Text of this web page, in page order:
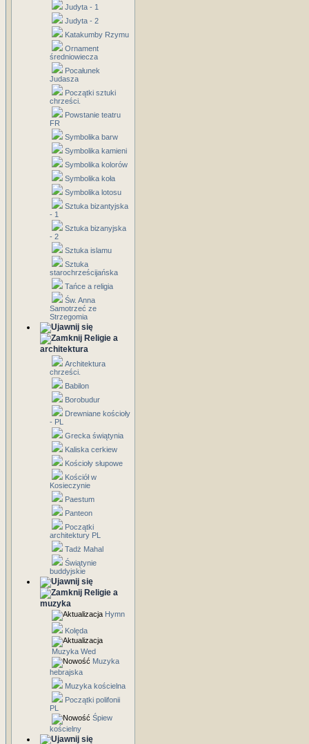
Judyta - 1
Judyta - 2
Katakumby Rzymu
Ornament
średniowiecza
Pocałunek
Judasza
Początki sztuki
chrześci.
Powstanie teatru
FR
Symbolika barw
Symbolika kamieni
Symbolika kolorów
Symbolika koła
Symbolika lotosu
Sztuka bizantyjska
- 1
Sztuka bizanyjska
- 2
Sztuka islamu
Sztuka
starochrześcijańska
Tańce a religia
Św. Anna
Samotrzeć ze
Strzegomia
Religie a
architektura
Architektura
chrześci.
Babilon
Borobudur
Drewniane kościoły
- PL
Grecka świątynia
Kaliska cerkiew
Kościoły słupowe
Kościół w
Kosieczynie
Paestum
Panteon
Początki
architektury PL
Tadż Mahal
Świątynie
buddyjskie
Religie a
muzyka
Hymn
Kolęda
Muzyka Wed
Muzyka
hebrajska
Muzyka kościelna
Początki polifonii
PL
Śpiew
kościelny